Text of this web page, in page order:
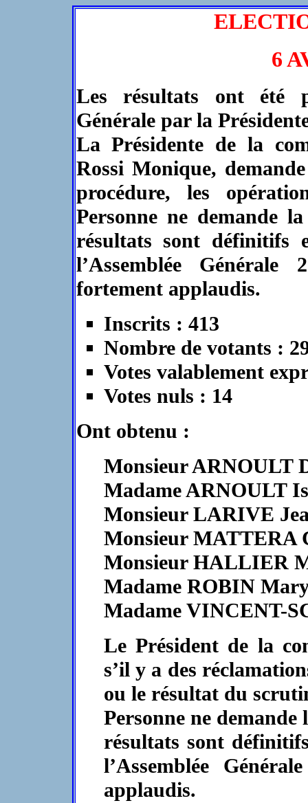
6
Les résultats ont été
Générale par la
La Présidente de la
Rossi Monique,
procédure, les
Personne ne demande
résultats sont définitifs
l’Assemblée
fortement applaudis.
Inscrits : 413
Nombre de votants :
Votes valablement
Votes nuls : 14
Ont obtenu :
Monsieur ARNOULT
Madame ARNOULT
Monsieur LARIVE
Monsieur MATTERA
Monsieur HALLIER
Madame ROBIN
Madame VINCENT-
Le Président de la
s’il y a des
ou le résultat du
Personne ne
résultats sont
l’Assemblée
applaudis.